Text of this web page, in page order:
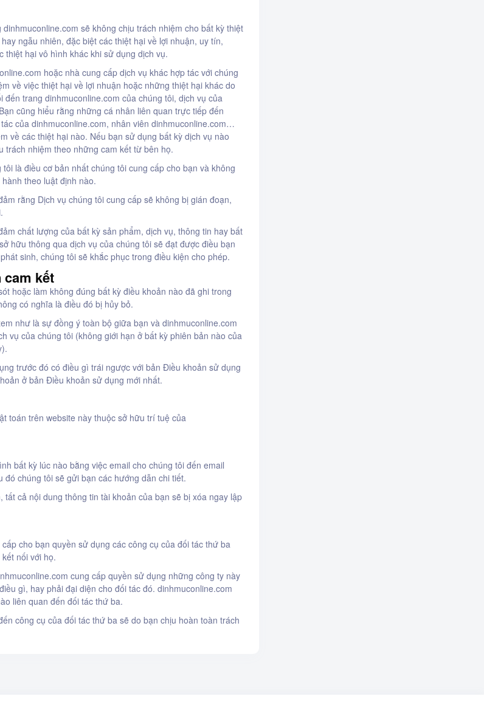
sẽ không chịu trách nhiệm cho bất kỳ thiệt
ngẫu nhiên, đặc biệt các thiệt hại về lợi nhuận, uy tín,
thiệt hại vô hình khác khi sử dụng dịch vụ.
hoặc nhà cung cấp dịch vụ khác hợp tác với chúng
về việc thiệt hại về lợi nhuận hoặc những thiệt hại khác do
đến trang dinhmuconline.com của chúng tôi, dịch vụ của
cũng hiểu rằng những cá nhân liên quan trực tiếp đến
của dinhmuconline.com, nhân viên dinhmuconline.com…
về các thiệt hại nào. Nếu bạn sử dụng bất kỳ dịch vụ nào
trách nhiệm theo những cam kết từ bên họ.
là điều cơ bản nhất chúng tôi cung cấp cho bạn và không
theo luật định nào.
rằng Dịch vụ chúng tôi cung cấp sẽ không bị gián đoạn,
chất lượng của bất kỳ sản phẩm, dịch vụ, thông tin hay bất
hữu thông qua dịch vụ của chúng tôi sẽ đạt được điều bạn
sinh, chúng tôi sẽ khắc phục trong điều kiện cho phép.
cam kết
hoặc làm không đúng bất kỳ điều khoản nào đã ghi trong
có nghĩa là điều đó bị hủy bỏ.
như là sự đồng ý toàn bộ giữa bạn và dinhmuconline.com
vụ của chúng tôi (không giới hạn ở bất kỳ phiên bản nào của
trước đó có điều gì trái ngược với bản Điều khoản sử dụng
ở bản Điều khoản sử dụng mới nhất.
toán trên website này thuộc sở hữu trí tuệ của
bất kỳ lúc nào bằng việc email cho chúng tôi đến email
đó chúng tôi sẽ gửi bạn các hướng dẫn chi tiết.
tất cả nội dung thông tin tài khoản của bạn sẽ bị xóa ngay lập
cho bạn quyền sử dụng các công cụ của đối tác thứ ba
nối với họ.
cung cấp quyền sử dụng những công ty này
gì, hay phải đại diện cho đối tác đó. dinhmuconline.com
liên quan đến đối tác thứ ba.
công cụ của đối tác thứ ba sẽ do bạn chịu hoàn toàn trách